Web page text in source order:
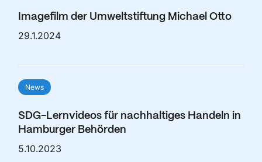
Imagefilm der Umweltstiftung Michael Otto
29.1.2024
News
SDG-Lernvideos für nachhaltiges Handeln in
Hamburger Behörden
5.10.2023